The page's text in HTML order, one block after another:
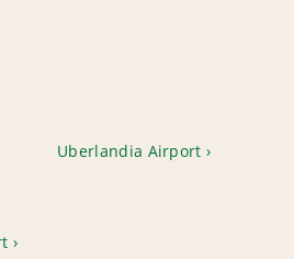
Uberlandia Airport